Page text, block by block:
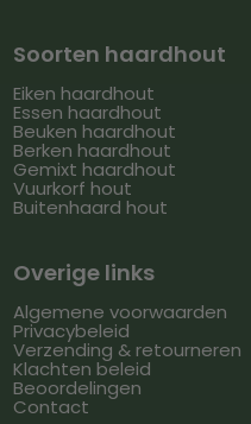
Soorten haardhout
Eiken haardhout
Essen haardhout
Beuken haardhout
Berken haardhout
Gemixt haardhout
Vuurkorf hout
Buitenhaard hout
Overige links
Algemene voorwaarden
Privacybeleid
Verzending & retourneren
Klachten beleid
Beoordelingen
Contact